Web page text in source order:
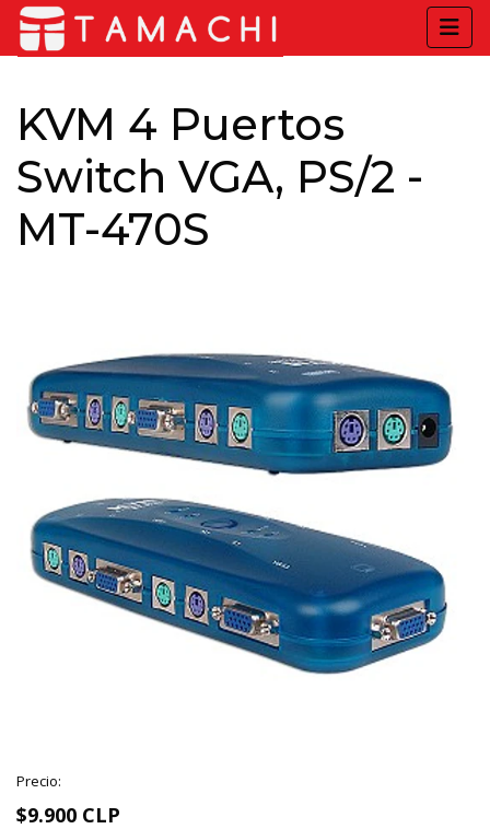
KVM 4 Puertos
Switch VGA, PS/2 -
MT-470S
Precio:
$9.900 CLP